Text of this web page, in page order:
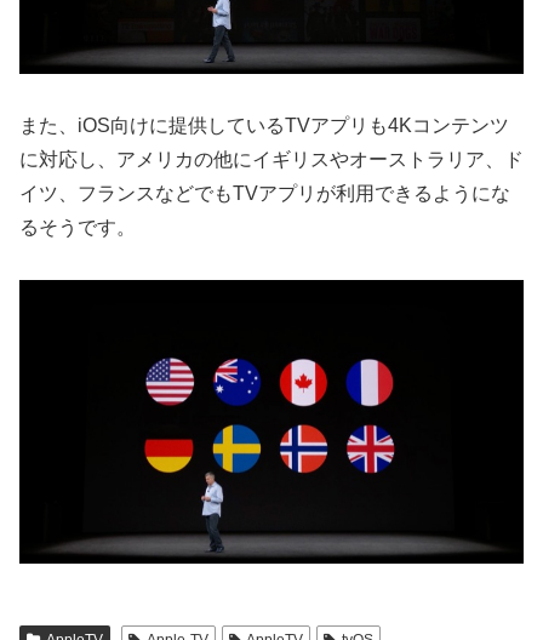
また、iOS向けに提供しているTVアプリも4Kコンテンツ
に対応し、アメリカの他にイギリスやオーストラリア、ド
イツ、フランスなどでもTVアプリが利用できるようにな
るそうです。